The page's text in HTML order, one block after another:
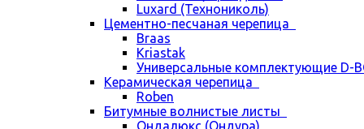
Luxard (Технониколь)
Цементно-песчаная черепица
Braas
Kriastak
Универсальные комплектующие D-
Керамическая черепица
Roben
Битумные волнистые листы
Ондалюкс (Ондура)